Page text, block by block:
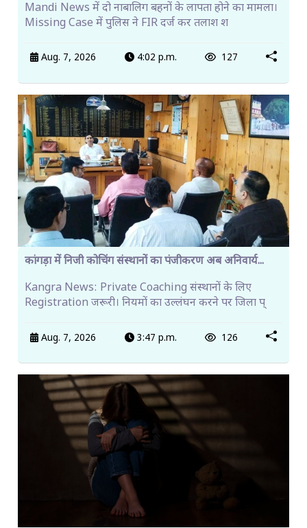
Mandi News में दो नाबालिग बहनों के लापता होने का मामला।
Missing Case में पुलिस ने FIR दर्ज कर तलाश श
Aug. 7, 2026 4:02 p.m. 127
कांगड़ा में निजी कोचिंग संस्थानों का पंजीकरण अब अनिवार्य...
Kangra News: Private Coaching संस्थानों के लिए
Registration जरूरी। नियमों का उल्लंघन करने पर जिला प्
Aug. 7, 2026 3:47 p.m. 126